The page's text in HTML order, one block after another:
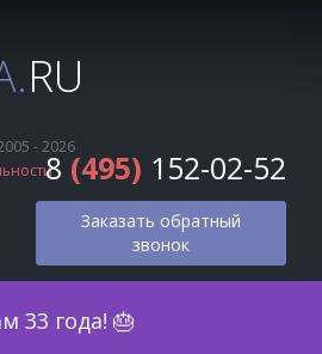
33 года! 🎂
RU
- 2026
8 (495) 152-02-52
Заказать обратный
звонок